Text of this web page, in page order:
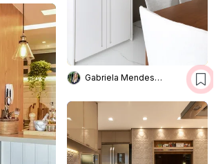
Gabriela Mendes Arquitetura